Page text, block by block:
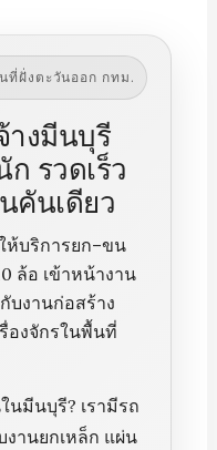
ที่ฝั่งตะวันออก กทม.
างมีนบุรี
รวดเร็ว
คันเดียว
ห้บริการยก–ขน
ล้อ เข้าหน้างาน
บงานก่อสร้าง
องจักรในพื้นที่
นมีนบุรี? เรามีรถ
งานยกเหล็ก แผ่น